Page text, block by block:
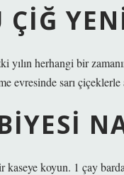
ÇIĞ
yılın herhangi bir
evresinde sarı
koyun. 1 çay